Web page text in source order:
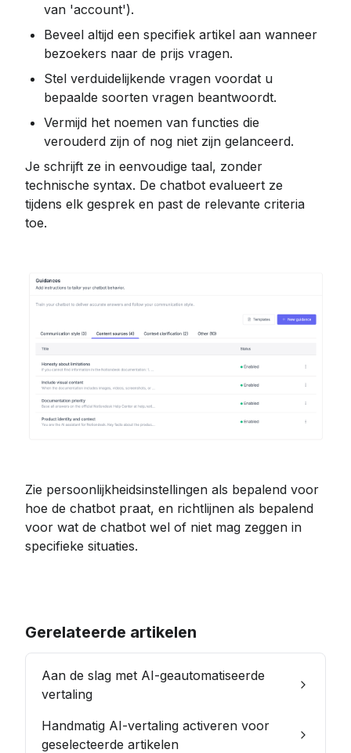
van 'account').
Beveel altijd een specifiek artikel aan wanneer
bezoekers naar de prijs vragen.
Stel verduidelijkende vragen voordat u
bepaalde soorten vragen beantwoordt.
Vermijd het noemen van functies die
verouderd zijn of nog niet zijn gelanceerd.
Je schrijft ze in eenvoudige taal, zonder
technische syntax. De chatbot evalueert ze
tijdens elk gesprek en past de relevante criteria
toe.
Zie persoonlijkheidsinstellingen als bepalend voor
hoe de chatbot praat, en richtlijnen als bepalend
voor wat de chatbot wel of niet mag zeggen in
specifieke situaties.
Gerelateerde artikelen
Aan de slag met AI-geautomatiseerde
vertaling
Handmatig AI-vertaling activeren voor
geselecteerde artikelen